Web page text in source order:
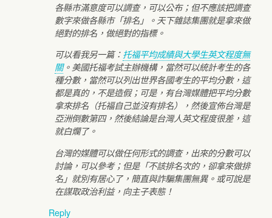
各縣市滿意度可以調查，可以公布；但不應該把調查
數字來做各縣市「排名」。天下雜誌集團就是拿來做
絕對的排名，做絕對的指標。
可以看我另一篇： 托福平均成績與大學生英文程度無
關。美國托福考試主辦機構，當然可以統計考生的各
種分數，當然可以列出世界各國考生的平均分數，這
都是真的，不是造假；可是，有台灣媒體把平均分數
拿來排名（托福自己並沒有排名），然後宣佈台灣是
亞洲倒數第四，然後結論是台灣人英文程度很差，這
就白爛了。
台灣的媒體可以做任何形式的調查，出來的分數可以
討論，可以參考；但是「不該排名次的，卻拿來做排
名」就別有居心了，簡直與詐騙集團無異。或可說是
在謀取政治利益，向主子表態！
Reply